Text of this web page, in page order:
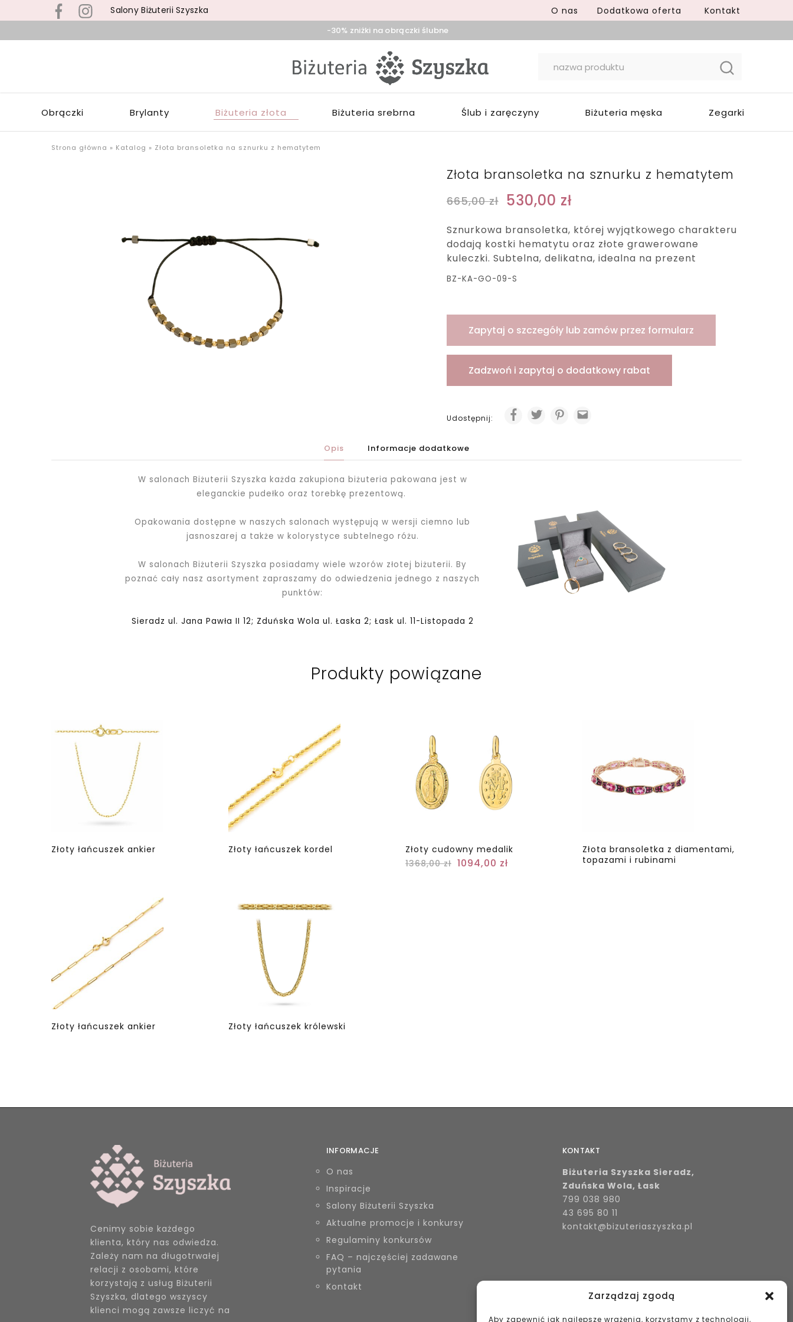
Zarządzaj zgodą
Aby zapewnić jak najlepsze wrażenia, korzystamy z technologii,
Salony Biżuterii Szyszka O nas Dodatkowa oferta Kontakt
-30% zniżki na obrączki ślubne
Biżuteria
Wola,
Łask
srebrną,
pozłacaną,
upominki
Obrączki Brylanty Biżuteria złota Biżuteria srebrna Ślub i zaręczyny Biżuteria męska Zegarki
Strona główna » Katalog » Złota bransoletka na sznurku z hematytem
Złota bransoletka na sznurku z hematytem
665,00zł 530,00 zł
Sznurkowa bransoletka, której wyjątkowego charakteru
dodają kostki hematytu oraz złote grawerowane
kuleczki. Subtelna, delikatna, idealna na prezent
BZ-KA-GO-09-S
Zapytaj o szczegóły lub zamów przez formularz
Zadzwoń i zapytaj o dodatkowy rabat
Udostępnij:
Opis Informacje dodatkowe
W salonach Biżuterii Szyszka każda zakupiona biżuteria pakowana jest w
eleganckie pudełko oraz torebkę prezentową.
Opakowania dostępne w naszych salonach występują w wersji ciemno lub
jasnoszarej a także w kolorystyce subtelnego różu.
W salonach Biżuterii Szyszka posiadamy wiele wzorów złotej biżuterii. By
poznać cały nasz asortyment zapraszamy do odwiedzenia jednego z naszych
punktów:
Sieradz ul. Jana Pawła II 12; Zduńska Wola ul. Łaska 2; Łask ul. 11-Listopada 2
Produkty powiązane
Złoty łańcuszek ankier Złoty łańcuszek kordel
Złoty cudowny medalik
1368,00zł 1094,00 zł
Złota bransoletka z diamentami,
topazami i rubinami
Złoty łańcuszek ankier Złoty łańcuszek królewski
Cenimy sobie każdego
klienta, który nas odwiedza.
Zależy nam na długotrwałej
relacji z osobami, które
korzystają z usług Biżuterii
Szyszka, dlatego wszyscy
klienci mogą zawsze liczyć na
INFORMACJE
O nas
Inspiracje
Salony Biżuterii Szyszka
Aktualne promocje i konkursy
Regulaminy konkursów
FAQ – najczęściej zadawane
pytania
Kontakt
KONTAKT
Biżuteria Szyszka Sieradz,
Zduńska Wola, Łask
799 038 980
43 695 80 11
kontakt@bizuteriaszyszka.pl